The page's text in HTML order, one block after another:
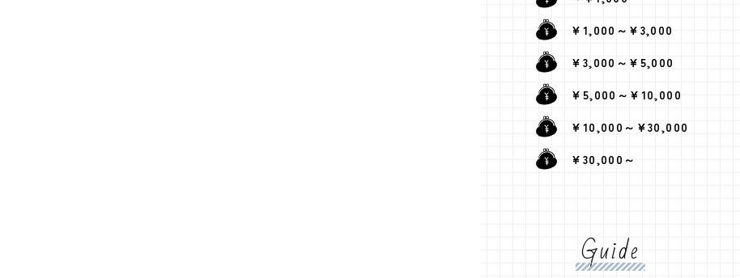
¥1,000～¥3,000
¥3,000～¥5,000
¥5,000～¥10,000
¥10,000～¥30,000
¥30,000～
Guide